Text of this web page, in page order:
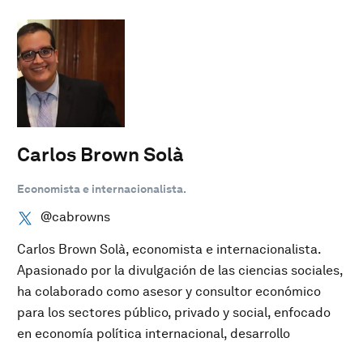
Carlos Brown Solà
Economista e internacionalista.
@cabrowns
Carlos Brown Solà, economista e internacionalista.
Apasionado por la divulgación de las ciencias sociales,
ha colaborado como asesor y consultor económico
para los sectores público, privado y social, enfocado
en economía política internacional, desarrollo